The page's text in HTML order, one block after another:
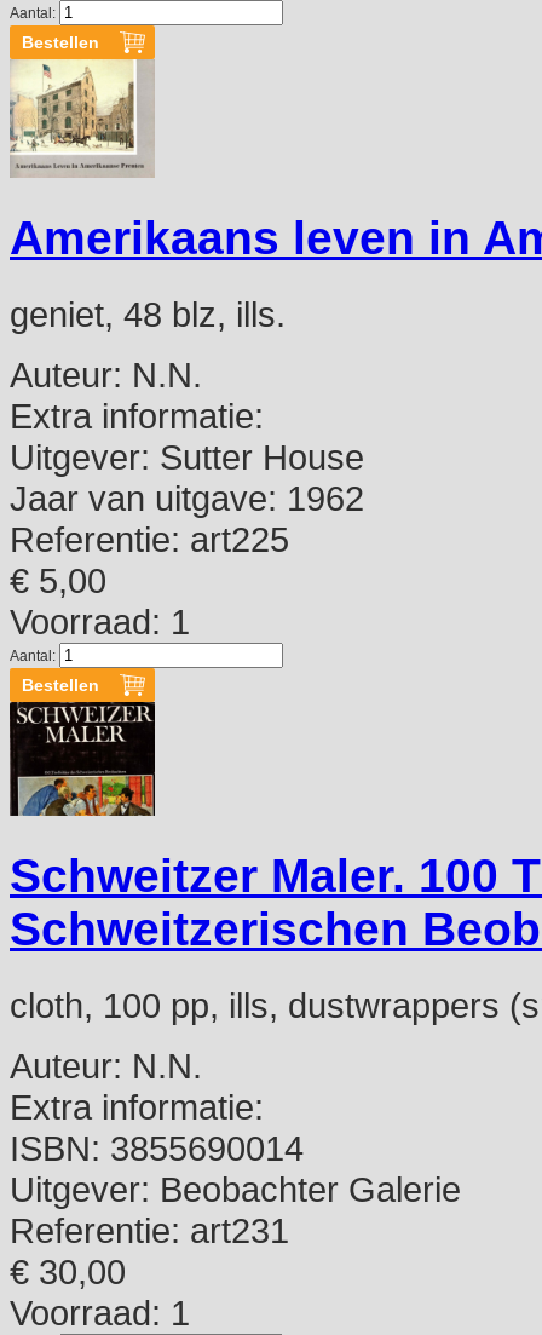
Aantal:
Amerikaans leven in
geniet, 48 blz, ills.
Auteur: N.N.
Extra informatie:
Uitgever: Sutter House
Jaar van uitgave: 1962
Referentie: art225
€ 5,00
Voorraad: 1
Aantal:
Schweitzer Maler. 100
Schweitzerischen
cloth, 100 pp, ills, dustwrappers
Auteur: N.N.
Extra informatie:
ISBN: 3855690014
Uitgever: Beobachter Galerie
Referentie: art231
€ 30,00
Voorraad: 1